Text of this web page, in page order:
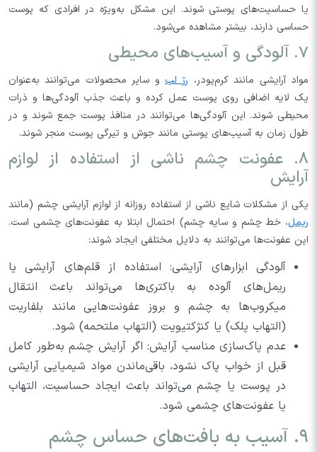
یا حساسیت‌های پوستی شوند. این مشکل به‌ویژه در افرادی که پوست
حساسی دارند، بیشتر مشاهده می‌شود.
۷. آلودگی و آسیب‌های محیطی
مواد آرایشی مانند کرم‌پودر، رژ لب و سایر محصولات می‌توانند به‌عنوان
یک لایه اضافی روی پوست عمل کرده و باعث جذب آلودگی‌ها و ذرات
محیطی شوند. این آلودگی‌ها می‌توانند در منافذ پوست جمع شوند و در
طول زمان به آسیب‌های پوستی مانند جوش و تیرگی پوست منجر شوند.
۸. عفونت چشم ناشی از استفاده از لوازم
آرایش
یکی از مشکلات شایع ناشی از استفاده روزانه از لوازم آرایشی چشم (مانند
ریمل، خط چشم و سایه چشم) احتمال ابتلا به عفونت‌های چشمی است.
این عفونت‌ها می‌توانند به دلایل مختلفی ایجاد شوند:
آلودگی ابزارهای آرایشی: استفاده از قلم‌های آرایشی یا
ریمل‌های آلوده به باکتری‌ها می‌تواند باعث انتقال
میکروب‌ها به چشم و بروز عفونت‌هایی مانند بلفاریت
(التهاب پلک) یا کنژکتیویت (التهاب ملتحمه) شود.
عدم پاک‌سازی مناسب آرایش: اگر آرایش چشم به‌طور کامل
قبل از خواب پاک نشود، باقی‌ماندن مواد شیمیایی آرایشی
در پوست یا چشم می‌تواند باعث ایجاد حساسیت، التهاب
یا عفونت‌های چشمی شود.
۹. آسیب به بافت‌های حساس چشم